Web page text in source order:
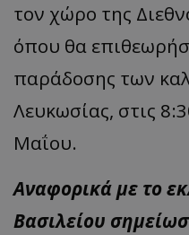
τον χώρο της
όπου θα
παράδοσης των
Λευκωσίας, στις
Μαΐου.
Αναφορικά με το
Βασιλείου